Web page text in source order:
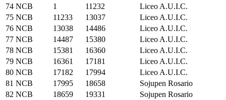
74 NCB 1 11232
Liceo A.U.I.C.
75 NCB 11233 13037
Liceo A.U.I.C.
76 NCB 13038 14486
Liceo A.U.I.C.
77 NCB 14487 15380
Liceo A.U.I.C.
78 NCB 15381 16360
Liceo A.U.I.C.
79 NCB 16361 17181
Liceo A.U.I.C.
80 NCB 17182 17994
Liceo A.U.I.C.
81 NCB 17995 18658
Sojupen Rosario
82 NCB 18659 19331
Sojupen Rosario